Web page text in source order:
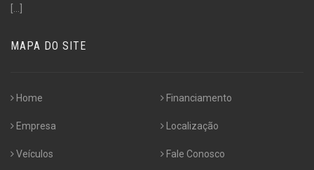
[...]
MAPA DO SITE
Home
Empresa
Veículos
Financiamento
Localização
Fale Conosco